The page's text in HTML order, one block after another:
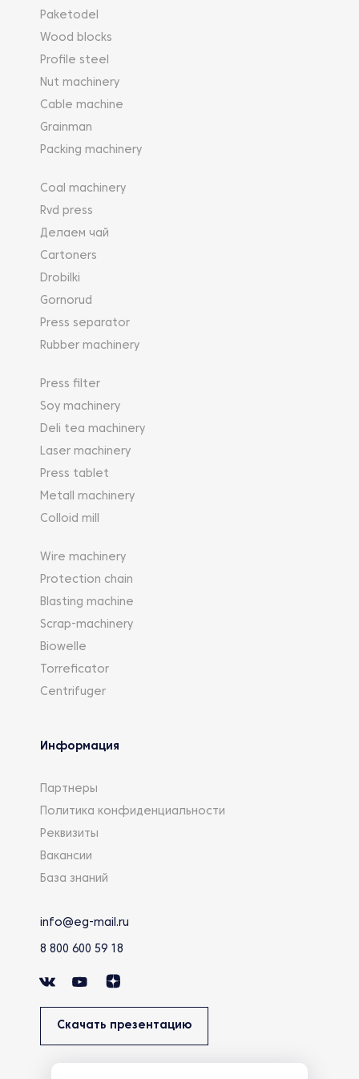
Paketodel
Wood blocks
Profile steel
Nut machinery
Cable machine
Grainman
Packing machinery
Coal machinery
Rvd press
Делаем чай
Cartoners
Drobilki
Gornorud
Press separator
Rubber machinery
Press filter
Soy machinery
Deli tea machinery
Laser machinery
Press tablet
Metall machinery
Colloid mill
Wire machinery
Protection chain
Blasting machine
Scrap-machinery
Biowelle
Torreficator
Centrifuger
Информация
Партнеры
Политика конфиденциальности
Реквизиты
Вакансии
База знаний
info@eg-mail.ru
8 800 600 59 18
Скачать презентацию